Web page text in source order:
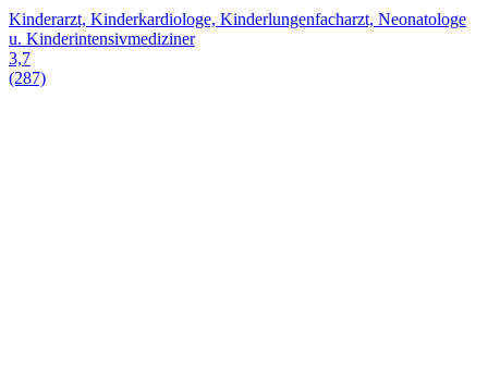
Kinderarzt, Kinderkardiologe, Kinderlungenfacharzt, Neonatologe
u. Kinderintensivmediziner
3,7
(287)